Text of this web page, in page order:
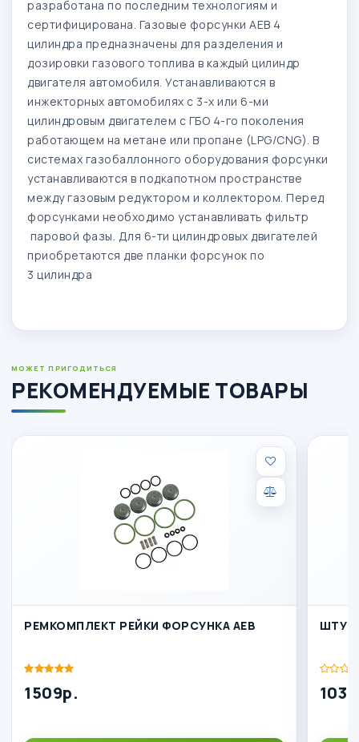
разработана по последним технологиям и
сертифицирована. Газовые форсунки AEB 4
цилиндра предназначены для разделения и
дозировки газового топлива в каждый цилиндр
двигателя автомобиля. Устанавливаются в
инжекторных автомобилях с 3-х или 6-ми
цилиндровым двигателем с ГБО 4-го поколения
работающем на метане или пропане (LPG/CNG). В
системах газобаллонного оборудования форсунки
устанавливаются в подкапотном пространстве
между газовым редуктором и коллектором. Перед
форсунками необходимо устанавливать фильтр
паровой фазы. Для 6-ти цилиндровых двигателей
приобретаются две планки форсунок по
3 цилиндра
МОЖЕТ ПРИГОДИТЬСЯ
РЕКОМЕНДУЕМЫЕ ТОВАРЫ
РЕМКОМПЛЕКТ РЕЙКИ ФОРСУНКА АЕВ
1509р.